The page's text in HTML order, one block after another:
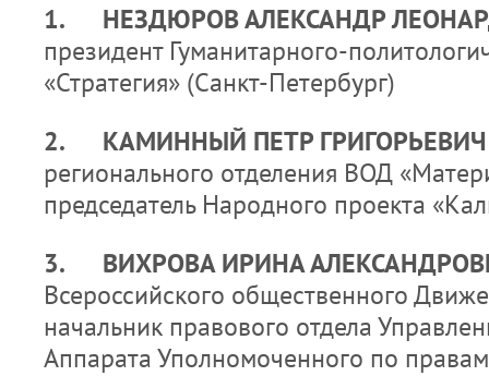
1. НЕЗДЮРОВ АЛЕКСАНДР
президент Гуманитарного-
«Стратегия» (Санкт-Петербург)
2. КАМИННЫЙ ПЕТР
регионального отделения ВОД
председатель Народного проекта
3. ВИХРОВА ИРИНА
Всероссийского общественного
начальник правового отдела
Аппарата Уполномоченного по